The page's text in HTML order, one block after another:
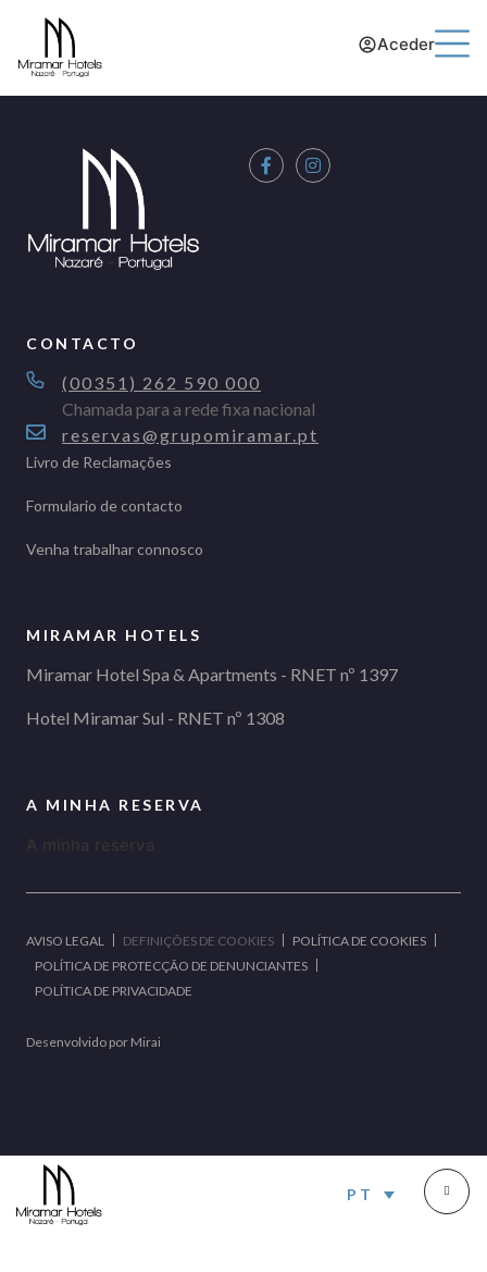
Aceder
CONTACTO
(00351) 262 590 000
Chamada para a rede fixa nacional
reservas@grupomiramar.pt
Livro de Reclamações
Formulario de contacto
Venha trabalhar connosco
MIRAMAR HOTELS
Miramar Hotel Spa & Apartments - RNET nº 1397
Hotel Miramar Sul - RNET nº 1308
A MINHA RESERVA
AVISO LEGAL DEFINIÇÕES DE COOKIES
POLÍTICA DE COOKIES
POLÍTICA DE PROTECÇÃO DE DENUNCIANTES
POLÍTICA DE PRIVACIDADE
Desenvolvido por Mirai
PT